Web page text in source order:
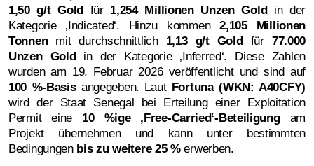
1,50 g/t Goldfür 1,254 Millionen Unzen Goldin der
Kategorie ‚Indicated‘. Hinzu kommen2,105 Millionen
Tonnenmit durchschnittlich 1,13 g/t Goldfür 77.000
Unzen Goldin der Kategorie ‚Inferred‘. Diese Zahlen
wurden am 19. Februar 2026 veröffentlicht und sind auf
100 %-Basisangegeben. Laut Fortuna (WKN: A40CFY)
wird der Staat Senegal bei Erteilung einer Exploitation
Permit eine 10 %ige ‚Free-Carried‘-Beteiligungam
Projekt übernehmen und kann unter bestimmten
Bedingungen bis zu weitere 25 %erwerben.